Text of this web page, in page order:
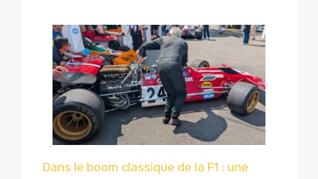
Dans le boom classique de la F1 : une